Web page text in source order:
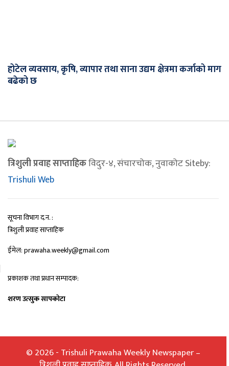
होटेल व्यवसाय, कृषि, व्यापार तथा साना उद्यम क्षेत्रमा कर्जाको माग
बढेको छ
त्रिशुली प्रवाह साप्ताहिकविदुर-४, संचारचोक, नुवाकोट Siteby:
Trishuli Web
सूचना विभाग द.न. :
त्रिशुली प्रवाह साप्ताहिक
ईमेल: prawaha.weekly@gmail.com
प्रकाशक तथा प्रधान सम्पादक:
शरण उत्सुक सापकोटा
© 2026 - Trishuli Prawaha Weekly Newspaper –